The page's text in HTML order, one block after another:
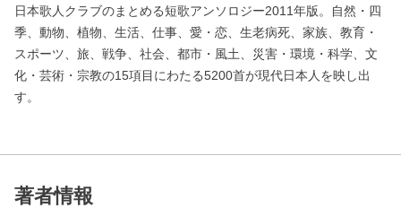
日本歌人クラブのまとめる短歌アンソロジー2011年版。自然・四
季、動物、植物、生活、仕事、愛・恋、生老病死、家族、教育・
スポーツ、旅、戦争、社会、都市・風土、災害・環境・科学、文
化・芸術・宗教の15項目にわたる5200首が現代日本人を映し出
す。
著者情報